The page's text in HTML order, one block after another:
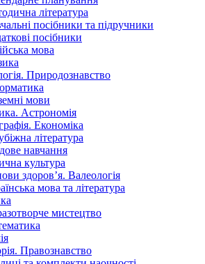
література
посібники та підручники
посібники
мова
Природознавство
мови
Астрономія
Економіка
література
навчання
культура
здоров’я. Валеологія
мова та література
мистецтво
Правознавство